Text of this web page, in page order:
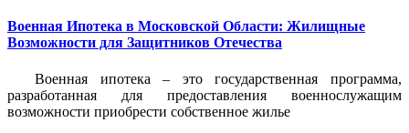
Военная Ипотека в Московской Области: Жилищные
Возможности для Защитников Отечества
Военная ипотека – это государственная программа,
разработанная для предоставления военнослужащим
возможности приобрести собственное жилье